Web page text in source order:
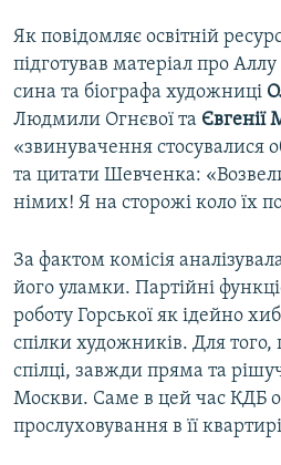
Як повідомляє освітній
підготував матеріал про
сина та біографа художниці
Людмили Огнєвої та Євгенії
«звинувачення стосувалися
та цитати Шевченка:
німих! Я на сторожі коло їх
За фактом комісія
його уламки. Партійні
роботу Горської як ідейно
спілки художників. Для
спілці, завжди пряма та
Москви. Саме в цей час КДБ
прослуховування в її